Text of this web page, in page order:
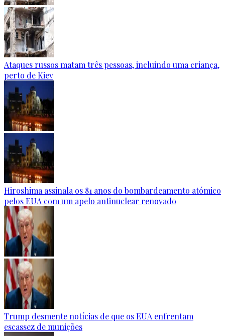
Ataques russos matam três pessoas, incluindo uma criança,
perto de Kiev
Hiroshima assinala os 81 anos do bombardeamento atómico
pelos EUA com um apelo antinuclear renovado
Trump desmente notícias de que os EUA enfrentam
escassez de munições